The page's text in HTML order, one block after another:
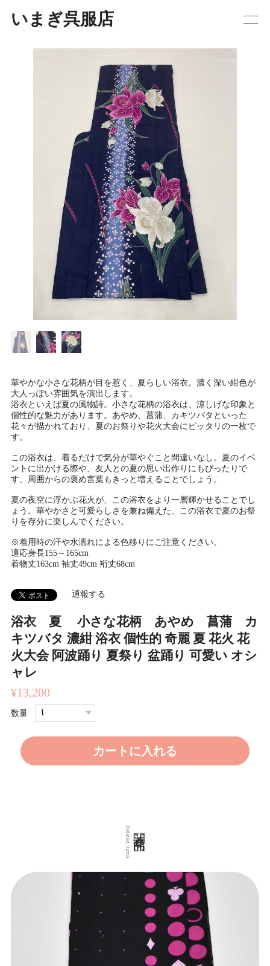
いまぎ呉服店
浴衣 夏 小さな花柄 あやめ 菖蒲 カ
キツバタ 濃紺 浴衣 個性的 奇麗 夏 花火 花
火大会 阿波踊り 夏祭り 盆踊り 可愛い オシ
ャレ
¥13,200
数量
カートに入れる
華やかな小さな花柄が目を惹く、夏らしい浴衣。濃く深い紺色が
大人っぽい雰囲気を演出します。
浴衣といえば夏の風物詩。小さな花柄の浴衣は、涼しげな印象と
個性的な魅力があります。あやめ、菖蒲、カキツバタといった
花々が描かれており、夏のお祭りや花火大会にピッタリの一枚で
す。
この浴衣は、着るだけで気分が華やぐこと間違いなし。夏のイベ
ントに出かける際や、友人との夏の思い出作りにもぴったりで
す。周囲からの褒め言葉もきっと増えることでしょう。
夏の夜空に浮かぶ花火が、この浴衣をより一層輝かせることでし
ょう。華やかさと可愛らしさを兼ね備えた、この浴衣で夏のお祭
りを存分に楽しんでください。
※着用時の汗や水濡れによる色移りにご注意ください。
適応身長155～165cm
着物丈163cm 袖丈49cm 裄丈68cm
通報する
Related items